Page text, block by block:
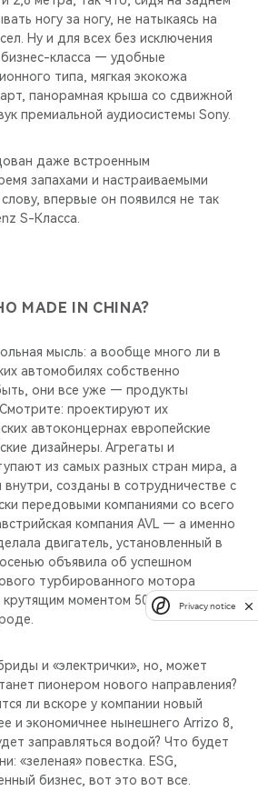
ногу за ногу, не натыкаясь на
Ну и для всех без исключения
класса — удобные
типа, мягкая экокожа
панорамная крыша со сдвижной
премиальной аудиосистемы Sony.
даже встроенным
запахами и настраиваемыми
впервые он появился не так
S-Класса.
MADE IN CHINA?
мысль: а вообще много ли в
автомобилях собственно
они все уже — продукты
проектируют их
автоконцернах европейские
дизайнеры. Агрегаты и
из самых разных стран мира, а
созданы в сотрудничестве с
передовыми компаниями со всего
компания AVL — а именно
двигатель, установленный в
объявила об успешном
турбированного мотора
моментом 500 Нм, который
и «электрички», но, может
пионером нового направления?
ли вскоре у компании новый
и экономичнее нынешнего Arrizo 8,
заправляться водой? Что будет
«зеленая» повестка. ESG,
бизнес, вот это вот все.
Privacy notice